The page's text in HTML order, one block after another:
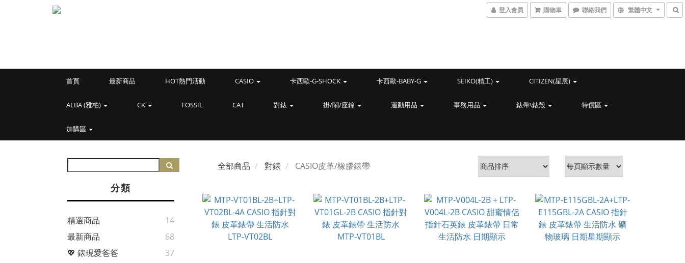
登入會員 購物車 聯絡我們 繁體中文
首頁 最新商品 HOT熱門活動 CASIO 卡西歐-G-SHOCK 卡西歐-BABY-G SEIKO(精工) CITIZEN(星辰)
ALBA (雅柏) CK FOSSIL CAT 對錶 掛/鬧/座鐘 運動用品 事務用品 錶帶\錶殼 特價區
加購區
分類
精選商品
14
最新商品
68
💖 錶現愛爸爸
37
全部商品 對錶 CASIO皮革/橡膠錶帶